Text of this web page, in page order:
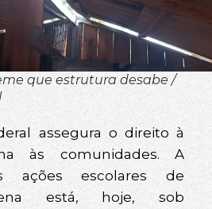
que estrutura desabe /
assegura o direito à
às comunidades. A
ações escolares de
está, hoje, sob